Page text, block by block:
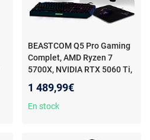
BEASTCOM Q5 Pro Gaming
Complet, AMD Ryzen 7
5700X, NVIDIA RTX 5060 Ti,
AMD Ryzen 5 5500 - RTX
4060 Ti - 32Go RAM - 1TB
1 489,99€
En stock